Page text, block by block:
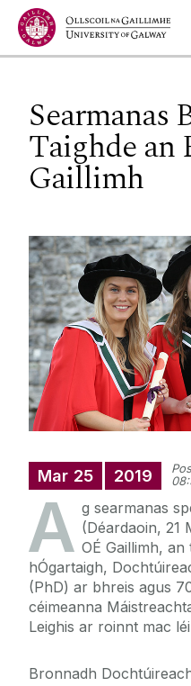
Jump to Content
Searmanas
Taighde an
Gaillimh
Mar 25 2019
A g searmanas
(Déardaoin, 21
OÉ Gaillimh, an
hÓgartaigh,
(PhD) ar bhreis agus
céimeanna
Leighis ar roinnt mac
Bronnadh